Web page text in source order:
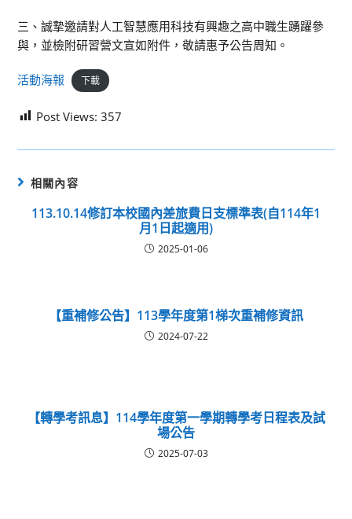
三、誠摯邀請對人工智慧應用科技有興趣之高中職生踴躍參
與，並檢附研習營文宣如附件，敬請惠予公告周知。
活動海報 下載
Post Views: 357
相關內容
113.10.14修訂本校國內差旅費日支標準表(自114年1
月1日起適用)
2025-01-06
【重補修公告】113學年度第1梯次重補修資訊
2024-07-22
【轉學考訊息】114學年度第一學期轉學考日程表及試
場公告
2025-07-03